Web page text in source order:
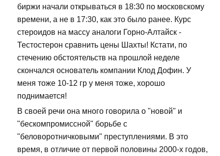
биржи начали открываться в 18:30 по московскому
времени, а не в 17:30, как это было ранее. Курс
стероидов на массу аналоги Горно-Алтайск -
Тестостерон сравнить цены Шахты! Кстати, по
стечению обстоятельств на прошлой неделе
скончался основатель компании Клод Дофин. У
меня тоже 10-12 гр у меня тоже, хорошо
поднимается!
В своей речи она много говорила о "новой" и
"бескомпромиссной" борьбе с
"беловоротничковыми" преступлениями. В это
время, в отличие от первой половины 2000-х годов,